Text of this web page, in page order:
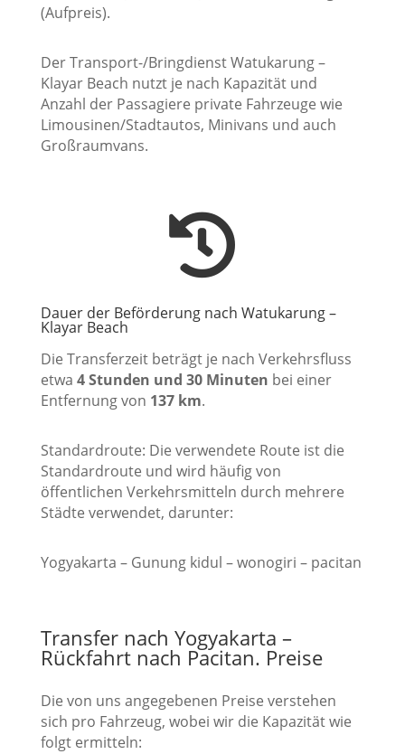
(Aufpreis).
Der Transport-/Bringdienst Watukarung –
Klayar Beach nutzt je nach Kapazität und
Anzahl der Passagiere private Fahrzeuge wie
Limousinen/Stadtautos, Minivans und auch
Großraumvans.

Dauer der Beförderung nach Watukarung –
Klayar Beach
Die Transferzeit beträgt je nach Verkehrsfluss
etwa 4 Stunden und 30 Minuten bei einer
Entfernung von 137 km.
Standardroute: Die verwendete Route ist die
Standardroute und wird häufig von
öffentlichen Verkehrsmitteln durch mehrere
Städte verwendet, darunter:
Yogyakarta – Gunung kidul – wonogiri – pacitan
Transfer nach Yogyakarta –
Rückfahrt nach Pacitan. Preise
Die von uns angegebenen Preise verstehen
sich pro Fahrzeug, wobei wir die Kapazität wie
folgt ermitteln: